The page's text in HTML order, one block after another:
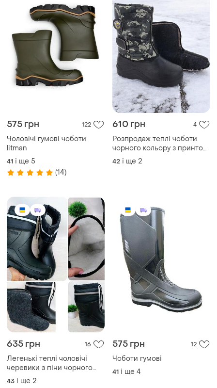
575 грн 122
Чоловiчi гумовi чоботи
litman
41 і ще 5
(14)
610 грн 4
Розпродаж теплі чоботи
чорного кольору з принтом
зйомна тепла вставка-
носок
42 і ще 2
635 грн 16
Легенькі теплі чоловічі
черевики з піни чорного
кольору зі зйомним
утеплювачем на штучному
43 і ще 2
575 грн 12
Чоботи гумові
41 і ще 4